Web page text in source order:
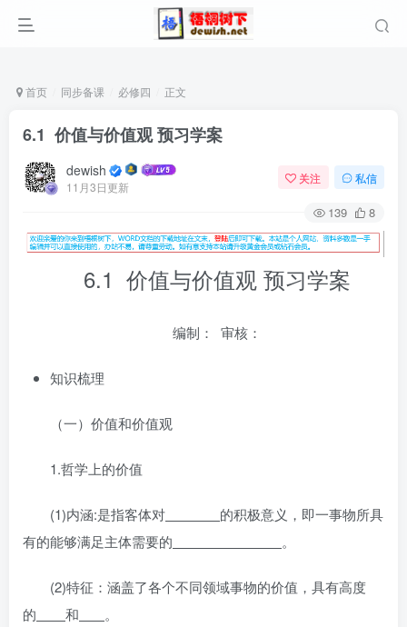
首页 同步备课 必修四 正文
6.1 价值与价值观 预习学案
dewish
11月3日更新
关注 私信
139 8
6.1 价值与价值观 预习学案
编制： 审核：
知识梳理
（一）价值和价值观
1.哲学上的价值
(1)内涵:是指客体对
的积极意义，即一事物所具
有的能够满足主体需要的
。
(2)特征：涵盖了各个不同领域事物的价值，具有高度
的
和 。